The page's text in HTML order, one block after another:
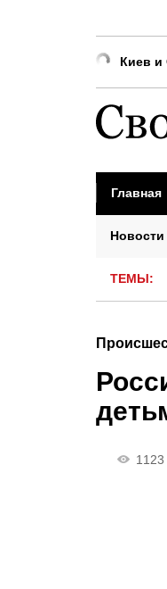
Киев и
В
Сотни
Главная
Бизнес
Новости
ТЕМЫ:
1123